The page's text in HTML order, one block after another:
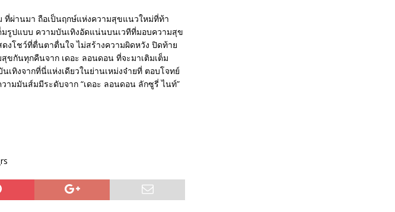
ที่ผ่านมา ถือเป็นฤกษ์แห่งความสุขแนวใหม่ที่ท้า
รูปแบบ ความบันเทิงอัดแน่นบนเวทีที่มอบความสุข
งโชว์ที่ตื่นตาตื่นใจ ไม่สร้างความผิดหวัง ปิดท้าย
ขกันทุกคืนจาก เดอะ ลอนดอน ที่จะมาเติมเต็ม
ทิงจากที่นี่แห่งเดียวในย่านเหม่งจ๋ายที่ ตอบโจทย์
มมันส์มมีระดับจาก “เดอะ ลอนดอน ลักซูรี่ ไนท์”